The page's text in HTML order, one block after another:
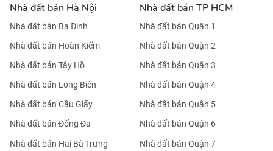
Nhà đất bán Hà Nội
Nhà đất bán Ba Đình
Nhà đất bán Hoàn Kiếm
Nhà đất bán Tây Hồ
Nhà đất bán Long Biên
Nhà đất bán Cầu Giấy
Nhà đất bán Đống Đa
Nhà đất bán Hai Bà Trưng
Nhà đất bán TP HCM
Nhà đất bán Quận 1
Nhà đất bán Quận 2
Nhà đất bán Quận 3
Nhà đất bán Quận 4
Nhà đất bán Quận 5
Nhà đất bán Quận 6
Nhà đất bán Quận 7